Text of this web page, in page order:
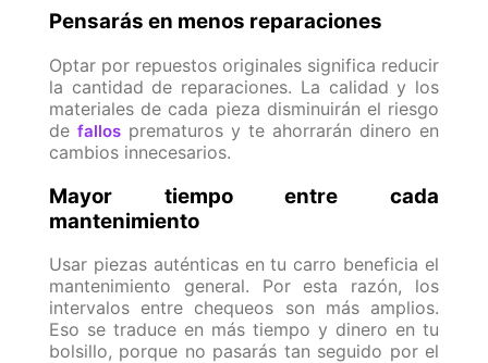
Pensarás en menos reparaciones
Optar por repuestos originales significa reducir
la cantidad de reparaciones. La calidad y los
materiales de cada pieza disminuirán el riesgo
de fallosprematuros y te ahorrarán dinero en
cambios innecesarios.
Mayor tiempo entre cada
mantenimiento
Usar piezas auténticas en tu carro beneficia el
mantenimiento general. Por esta razón, los
intervalos entre chequeos son más amplios.
Eso se traduce en más tiempo y dinero en tu
bolsillo, porque no pasarás tan seguido por el